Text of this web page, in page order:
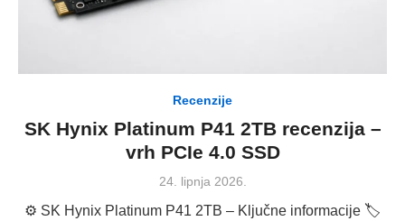
Recenzije
SK Hynix Platinum P41 2TB recenzija –
vrh PCIe 4.0 SSD
Posted
24. lipnja 2026.
⚙️ SK Hynix Platinum P41 2TB – Ključne informacije 🏷